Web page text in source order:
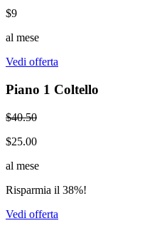
$9
al mese
Vedi offerta
Piano 1 Coltello
$40.50
$25.00
al mese
Risparmia il 38%!
Vedi offerta